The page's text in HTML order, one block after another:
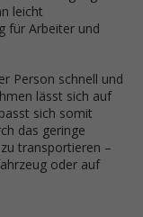
leicht
für Arbeiter und
Person schnell und
lässt sich auf
sich somit
das geringe
transportieren –
oder auf